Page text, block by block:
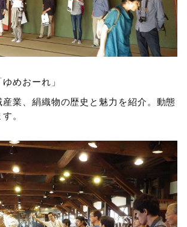
めおーれ」
業、絹織物の歴史と魅力を紹介。動態
。